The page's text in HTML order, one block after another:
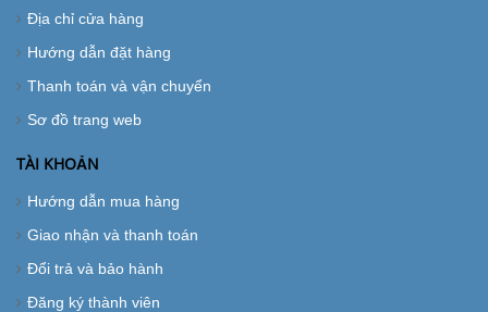
Địa chỉ cửa hàng
Hướng dẫn đặt hàng
Thanh toán và vận chuyển
Sơ đồ trang web
TÀI KHOẢN
Hướng dẫn mua hàng
Giao nhận và thanh toán
Đổi trả và bảo hành
Đăng ký thành viên